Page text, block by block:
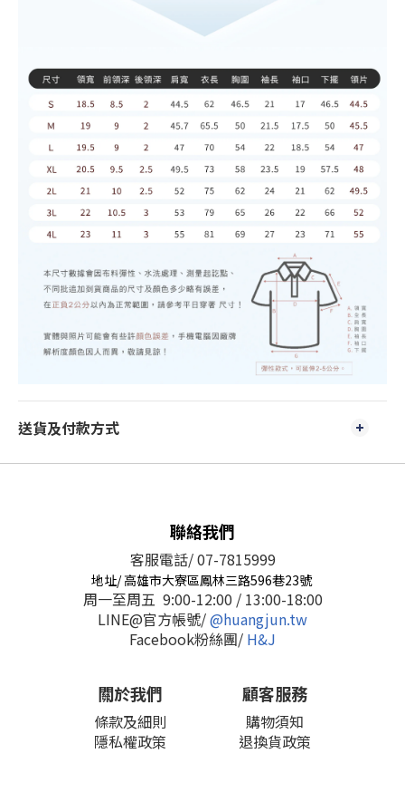
送貨及付款方式
聯絡我們
客服電話/ 07-7815999
地址/ 高雄市大寮區鳳林三路596巷23號
周一至周五 9:00-12:00 / 13:00-18:00
LINE@官方帳號/@huangjun.tw
Facebook粉絲團/ H&J
關於我們
條款及細則
隱私權政策
顧客服務
購物須知
退換貨政策